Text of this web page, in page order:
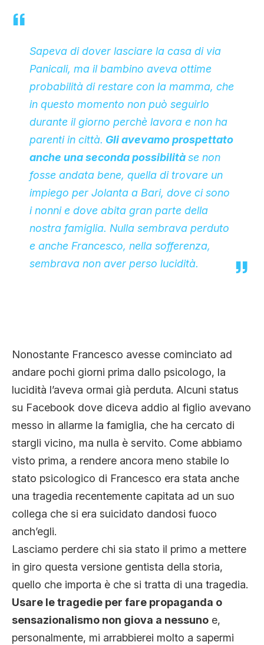
Sapeva di dover lasciare la casa di via
Panicali, ma il bambino aveva ottime
probabilità di restare con la mamma, che
in questo momento non può seguirlo
durante il giorno perchè lavora e non ha
parenti in città. Gli avevamo prospettato
anche una seconda possibilitàse non
fosse andata bene, quella di trovare un
impiego per Jolanta a Bari, dove ci sono
i nonni e dove abita gran parte della
nostra famiglia. Nulla sembrava perduto
e anche Francesco, nella sofferenza,
sembrava non aver perso lucidità.
Nonostante Francesco avesse cominciato ad
andare pochi giorni prima dallo psicologo, la
lucidità l’aveva ormai già perduta. Alcuni status
su Facebook dove diceva addio al figlio avevano
messo in allarme la famiglia, che ha cercato di
stargli vicino, ma nulla è servito. Come abbiamo
visto prima, a rendere ancora meno stabile lo
stato psicologico di Francesco era stata anche
una tragedia recentemente capitata ad un suo
collega che si era suicidato dandosi fuoco
anch’egli.
Lasciamo perdere chi sia stato il primo a mettere
in giro questa versione gentista della storia,
quello che importa è che si tratta di una tragedia.
Usare le tragedie per fare propaganda o
sensazionalismo non giova a nessuno e,
personalmente, mi arrabbierei molto a sapermi